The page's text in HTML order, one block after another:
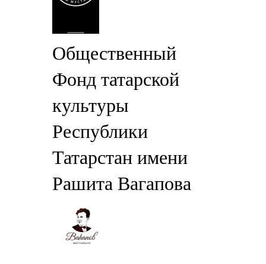
Общественный
Фонд татарской
культуры
Республики
Татарстан имени
Рашита Вагапова